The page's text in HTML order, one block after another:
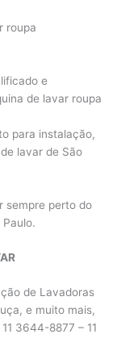
roupa
e
de lavar roupa
para instalação,
lavar de São
sempre perto do
de Lavadoras
e muito mais,
3644-8877 – 11